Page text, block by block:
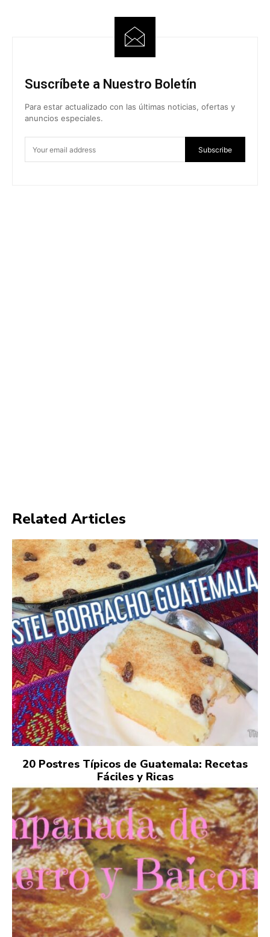
Suscríbete a Nuestro Boletín
Para estar actualizado con las últimas noticias, ofertas y
anuncios especiales.
Subscribe
Related Articles
20 Postres Típicos de Guatemala: Recetas
Fáciles y Ricas